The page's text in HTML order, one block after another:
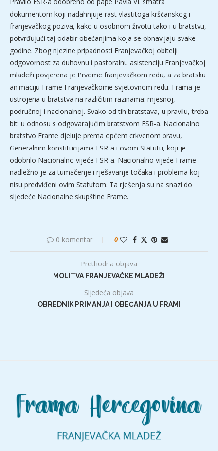
dokumentom koji nadahnjuje rast vlastitoga kršćanskog i
franjevačkog poziva, kako u osobnom životu tako i u bratstvu,
potvrđujući taj odabir obećanjima koja se obnavljaju svake
godine. Zbog njezine pripadnosti Franjevačkoj obitelji
odgovornost za duhovnu i pastoralnu asistenciju Franjevačkoj
mladeži povjerena je Prvome franjevačkom redu, a za bratsku
animaciju Frame Franjevačkome svjetovnom redu. Frama je
ustrojena u bratstva na različitim razinama: mjesnoj,
područnoj i nacionalnoj. Svako od tih bratstava, u pravilu, treba
biti u odnosu s odgovarajućim bratstvom FSR-a. Nacionalno
bratstvo Frame djeluje prema općem crkvenom pravu,
Generalnim konstitucijama FSR-a i ovom Statutu, koji je
odobrilo Nacionalno vijeće FSR-a. Nacionalno vijeće Frame
nadležno je za tumačenje i rješavanje točaka i problema koji
nisu predviđeni ovim Statutom. Ta rješenja su na snazi do
sljedeće Nacionalne skupštine Frame.
0 komentar 0
Prethodna objava
MOLITVA FRANJEVAČKE MLADEŽI
Sljedeća objava
OBREDNIK PRIMANJA I OBEĆANJA U FRAMI